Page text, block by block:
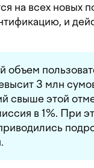
на всех новых
и
объем
3 млн
свыше этой
в 1%. При